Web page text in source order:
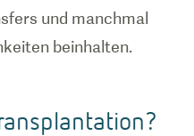
und manchmal
beinhalten.